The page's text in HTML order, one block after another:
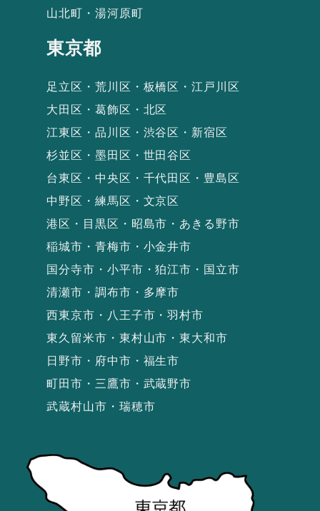
山北町・湯河原町
東京都
足立区・荒川区・板橋区・江戸川区
大田区・葛飾区・北区
江東区・品川区・渋谷区・新宿区
杉並区・墨田区・世田谷区
台東区・中央区・千代田区・豊島区
中野区・練馬区・文京区
港区・目黒区・昭島市・あきる野市
稲城市・青梅市・小金井市
国分寺市・小平市・狛江市・国立市
清瀬市・調布市・多摩市
西東京市・八王子市・羽村市
東久留米市・東村山市・東大和市
日野市・府中市・福生市
町田市・三鷹市・武蔵野市
武蔵村山市・瑞穂市